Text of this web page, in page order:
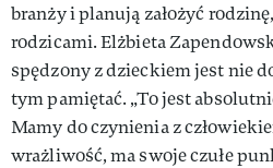
branży i planują założyć
rodzicami. Elżbieta
spędzony z dzieckiem jest nie
tym pamiętać. „To jest
Mamy do czynienia z
wrażliwość, ma swoje czułe